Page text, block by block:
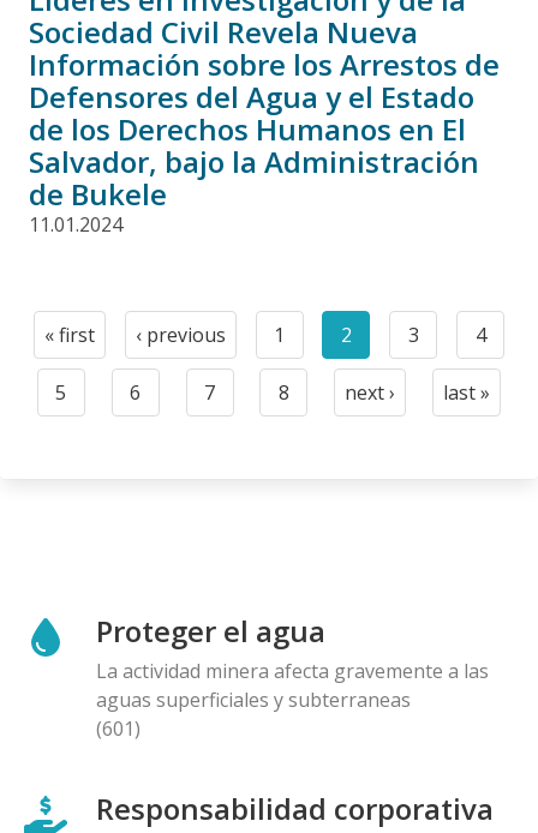
Sociedad Civil Revela Nueva
Información sobre los Arrestos de
Defensores del Agua y el Estado
de los Derechos Humanos en El
Salvador, bajo la Administración
de Bukele
11.01.2024
Paginación
First
page
« first
Previous
page
‹ previous
Page
1
Current
page
2
Page
3
Page
4
Page
5
Page
6
Page
7
Page
8
Next
next ›
Last
last »
Proteger el agua
La actividad minera afecta gravemente a las
aguas superficiales y subterraneas
(601)
Responsabilidad corporativa